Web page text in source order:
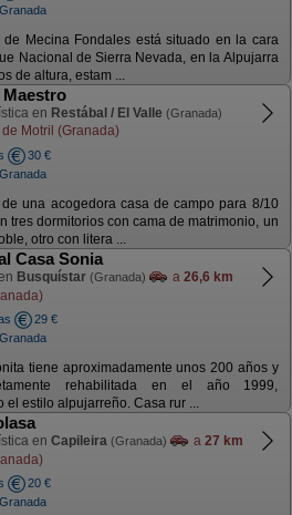
de Mecina Fondales está situado en la cara
Nacional de Sierra Nevada, en la Alpujarra
de altura, estam ...
en Restábal / El Valle (Granada)
de Motril (Granada)
30 €
una acogedora casa de campo para 8/10
tres dormitorios con cama de matrimonio, un
otro con litera ...
Casa Sonia
Busquístar (Granada) a 26,6 km
29 €
tiene aproximadamente unos 200 años y
rehabilitada en el año 1999,
el estilo alpujarreño. Casa rur ...
en Capileira (Granada) a 27 km
20 €